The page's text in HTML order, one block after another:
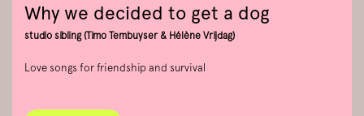
Why we decided to get a dog
studio sibling (Timo Tembuyser & Hélène Vrijdag)
Love songs for friendship and survival